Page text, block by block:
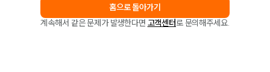
홈으로 돌아가기
계속해서 같은 문제가 발생한다면 고객센터로 문의해주세요.